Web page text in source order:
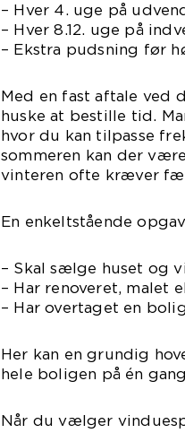
– Hver 4. uge på
– Hver 8.12. uge på
– Ekstra pudsning før
Med en fast aftale ved
huske at bestille tid.
hvor du kan tilpasse
sommeren kan der
vinteren ofte kræver
En enkeltstående
– Skal sælge huset og
– Har renoveret, malet
– Har overtaget en
Her kan en grundig
hele boligen på én
Når du vælger